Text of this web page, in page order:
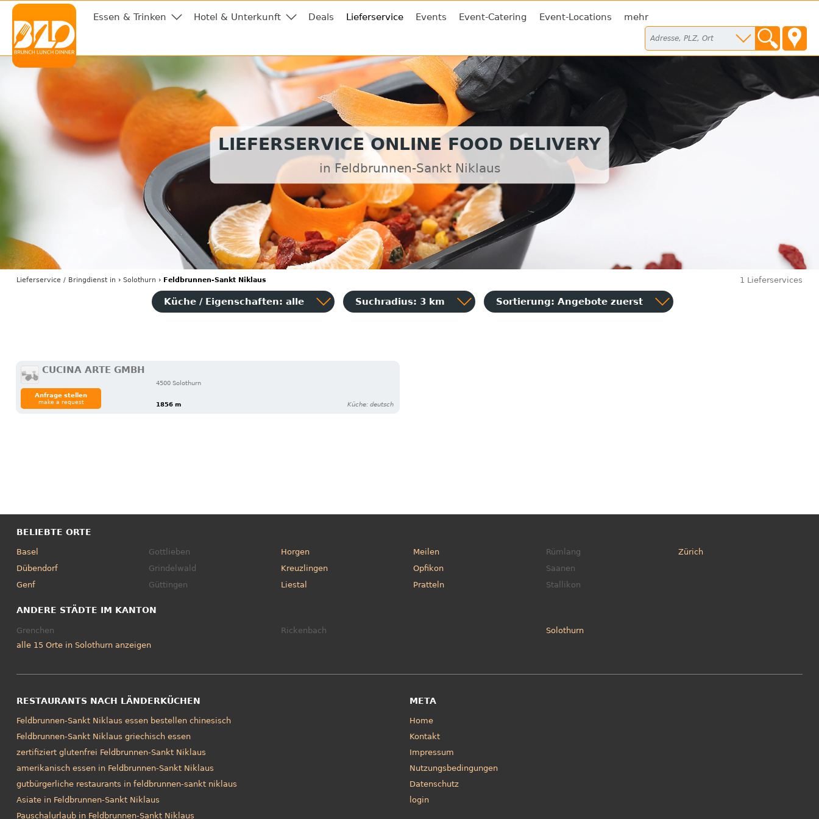
Essen & Trinken Hotel & Unterkunft Deals Lieferservice Events Event-Catering Event-Locations mehr
LIEFERSERVICE ONLINE FOOD DELIVERY
in Feldbrunnen-Sankt Niklaus
Lieferservice / Bringdienstin › Solothurn › Feldbrunnen-Sankt Niklaus 1 Lieferservices
Küche / Eigenschaften: alle Suchradius: 3 km Sortierung: Angebote zuerst
CUCINA ARTE GMBH
4500 Solothurn
1856 m Küche: deutsch
Anfrage stellen
make a request
BELIEBTE ORTE
Basel
Dübendorf
Genf
Gottlieben
Grindelwald
Güttingen
Horgen
Kreuzlingen
Liestal
Meilen
Opfikon
Pratteln
Rümlang
Saanen
Stallikon
Zürich
ANDERE STÄDTE IM KANTON
Grenchen Rickenbach
Solothurn
alle 15 Orte in Solothurn anzeigen
RESTAURANTS NACH LÄNDERKÜCHEN
Feldbrunnen-Sankt Niklaus essen bestellen chinesisch
Feldbrunnen-Sankt Niklaus griechisch essen
zertifiziert glutenfrei Feldbrunnen-Sankt Niklaus
amerikanisch essen in Feldbrunnen-Sankt Niklaus
gutbürgerliche restaurants in feldbrunnen-sankt niklaus
Asiate in Feldbrunnen-Sankt Niklaus
Pauschalurlaub in Feldbrunnen-Sankt Niklaus
META
Home
Kontakt
Impressum
Nutzungsbedingungen
Datenschutz
login